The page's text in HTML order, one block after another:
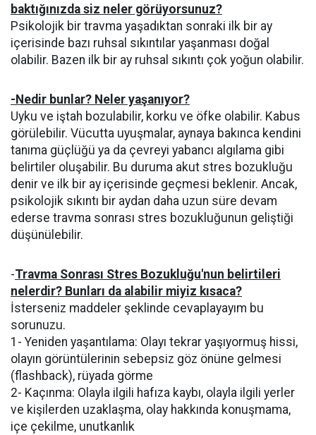
baktığınızda siz neler görüyorsunuz?
Psikolojik bir travma yaşadıktan sonraki ilk bir ay
içerisinde bazı ruhsal sıkıntılar yaşanması doğal
olabilir. Bazen ilk bir ay ruhsal sıkıntı çok yoğun olabilir.
-Nedir bunlar? Neler yaşanıyor?
Uyku ve iştah bozulabilir, korku ve öfke olabilir. Kabus
görülebilir. Vücutta uyuşmalar, aynaya bakınca kendini
tanıma güçlüğü ya da çevreyi yabancı algılama gibi
belirtiler oluşabilir. Bu duruma akut stres bozukluğu
denir ve ilk bir ay içerisinde geçmesi beklenir. Ancak,
psikolojik sıkıntı bir aydan daha uzun süre devam
ederse travma sonrası stres bozukluğunun geliştiği
düşünülebilir.
-Travma Sonrası Stres Bozukluğu'nun belirtileri
nelerdir? Bunları da alabilir miyiz kısaca?
İsterseniz maddeler şeklinde cevaplayayım bu
sorunuzu.
1- Yeniden yaşantılama: Olayı tekrar yaşıyormuş hissi,
olayın görüntülerinin sebepsiz göz önüne gelmesi
(flashback), rüyada görme
2- Kaçınma: Olayla ilgili hafıza kaybı, olayla ilgili yerler
ve kişilerden uzaklaşma, olay hakkında konuşmama,
içe çekilme, unutkanlık